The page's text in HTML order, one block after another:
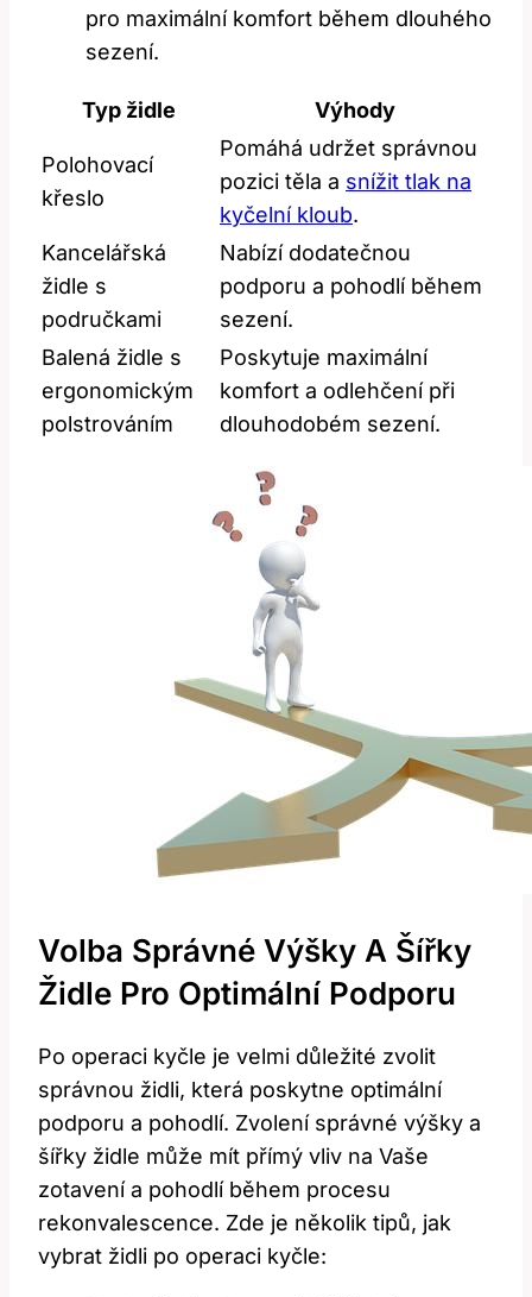
pro maximální komfort během dlouhého
sezení.
Typ židle Výhody
Polohovací
křeslo
Pomáhá udržet správnou
pozici těla a snížit tlak na
kyčelní kloub.
Kancelářská
židle s
područkami
Nabízí dodatečnou
podporu a pohodlí během
sezení.
Balená židle s
ergonomickým
polstrováním
Poskytuje maximální
komfort a odlehčení při
dlouhodobém sezení.
Volba Správné Výšky A Šířky
Židle Pro Optimální Podporu
Po operaci kyčle je velmi důležité zvolit
správnou židli, která poskytne optimální
podporu a pohodlí. Zvolení správné výšky a
šířky židle může mít přímý vliv na Vaše
zotavení a pohodlí během procesu
rekonvalescence. Zde je několik tipů, jak
vybrat židli po operaci kyčle: